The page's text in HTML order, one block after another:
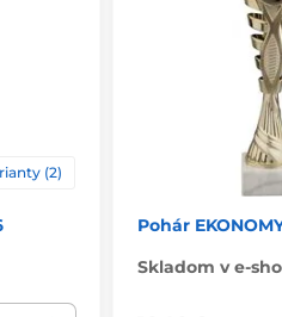
(2)
Pohár
Skladom v e-